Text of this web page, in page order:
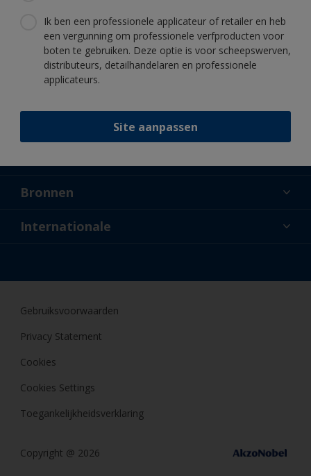
Ik ben een professionele applicateur of retailer en heb
een vergunning om professionele verfproducten voor
boten te gebruiken. Deze optie is voor scheepswerven,
distributeurs, detailhandelaren en professionele
applicateurs.
Site aanpassen
Volg International:
Over ons
Bronnen
Nieuws
Internationale
Gebruiksvoorwaarden
Privacy Statement
Cookies
Cookies Settings
Toegankelijkheidsverklaring
Copyright @ 2026